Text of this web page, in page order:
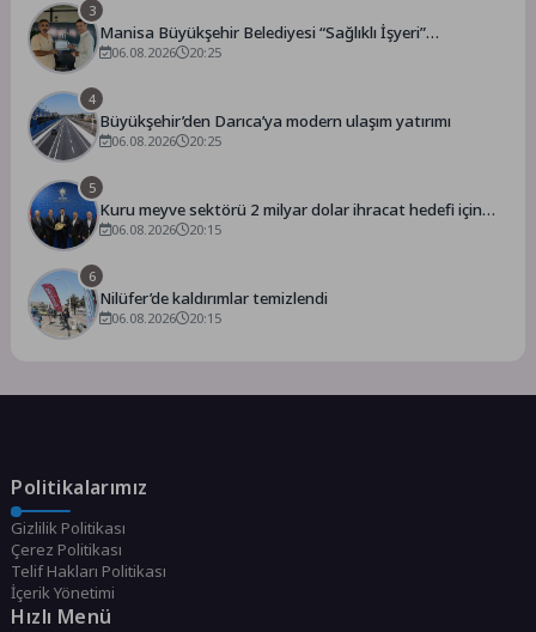
3
Manisa Büyükşehir Belediyesi “Sağlıklı İşyeri”
Sertifikasını Aldı
06.08.2026 20:25
4
Büyükşehir’den Darıca’ya modern ulaşım yatırımı
06.08.2026 20:25
5
Kuru meyve sektörü 2 milyar dolar ihracat hedefi için
Ankara’dan destek istedi
06.08.2026 20:15
6
Nilüfer’de kaldırımlar temizlendi
06.08.2026 20:15
Politikalarımız
Gizlilik Politikası
Çerez Politikası
Telif Hakları Politikası
İçerik Yönetimi
Hızlı Menü